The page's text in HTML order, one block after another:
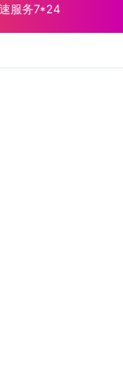
服务7*24